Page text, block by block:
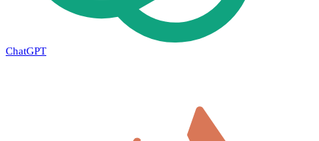
ChatGPT